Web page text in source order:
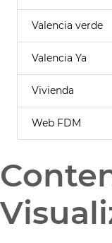
Valencia verde
Valencia Ya
Vivienda
Web FDM